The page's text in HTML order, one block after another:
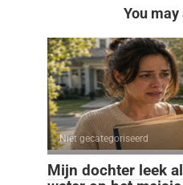
You
Niet gecategoriseerd
Mijn dochter leek